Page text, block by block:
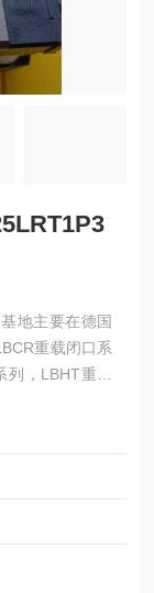
地主要在德国
重载闭口系
，LBHT重载